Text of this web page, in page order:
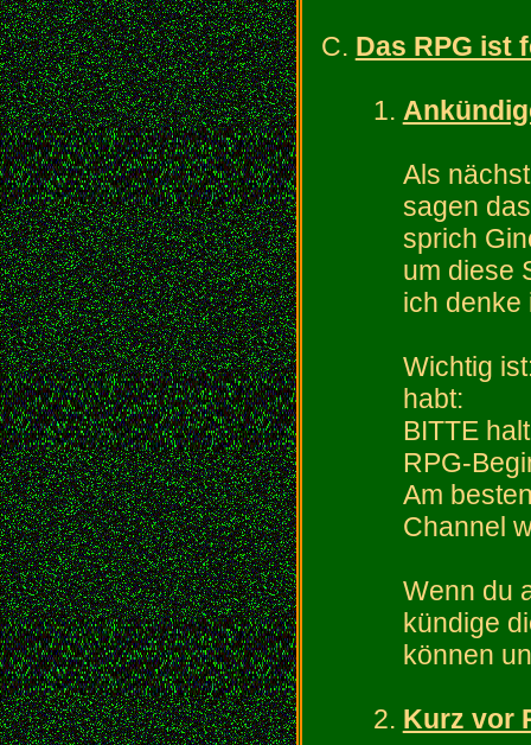
Das RPG ist
Als
sagen
sprich
um diese
ich
Wichtig
habt:
BITTE
RPG-
Am
Channel
Wenn du
kündige
können
Kurz vor